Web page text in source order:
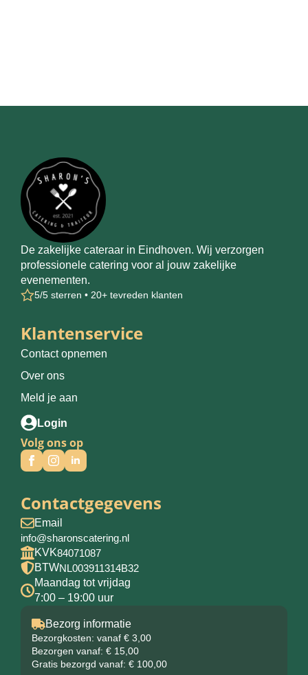
De zakelijke cateraar in Eindhoven. Wij verzorgen
professionele catering voor al jouw zakelijke
evenementen.
5/5 sterren • 20+ tevreden klanten
Klantenservice
Contact opnemen
Over ons
Meld je aan
Login
Volg ons op
Contactgegevens
Email
info@sharonscatering.nl
KVK84071087
BTWNL003911314B32
Maandag tot vrijdag
7:00 – 19:00 uur
Bezorg informatie
Bezorgkosten: vanaf € 3,00
Bezorgen vanaf: € 15,00
Gratis bezorgd vanaf: € 100,00